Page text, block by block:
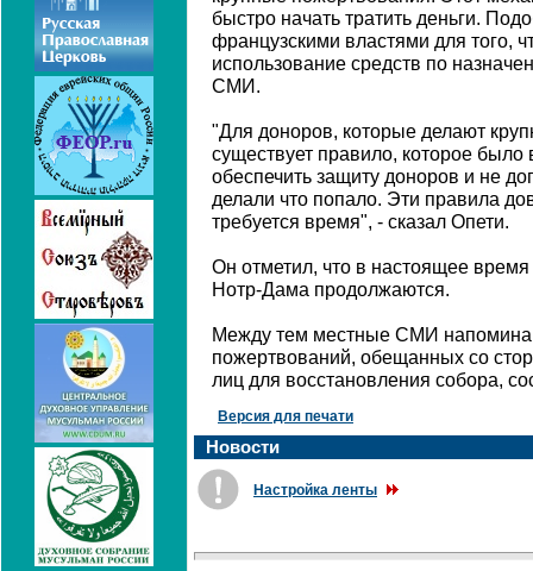
быстро начать тратить деньги.
французскими властями для того,
использование средств по
СМИ.
"Для доноров, которые делают
существует правило, которое было
обеспечить защиту доноров и не
делали что попало. Эти правила
требуется время", - сказал Опети.
Он отметил, что в настоящее
Нотр-Дама продолжаются.
Между тем местные СМИ
пожертвований, обещанных со
лиц для восстановления собора,
Версия для печати
Новости
Настройка ленты